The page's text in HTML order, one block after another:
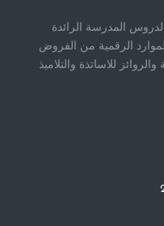
المدرسة الرائدة
الرقمية من الفروض
للاساتذة والتلاميذ